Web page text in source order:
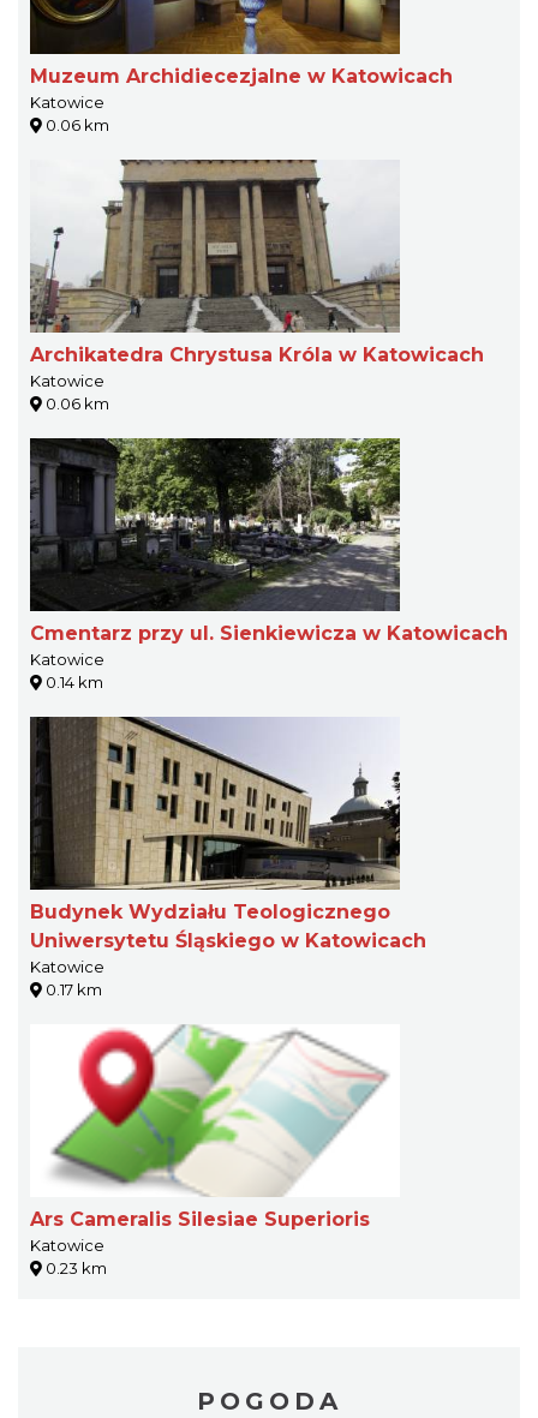
Muzeum Archidiecezjalne w Katowicach
Katowice
0.06 km
Archikatedra Chrystusa Króla w Katowicach
Katowice
0.06 km
Cmentarz przy ul. Sienkiewicza w Katowicach
Katowice
0.14 km
Budynek Wydziału Teologicznego
Uniwersytetu Śląskiego w Katowicach
Katowice
0.17 km
Ars Cameralis Silesiae Superioris
Katowice
0.23 km
POGODA